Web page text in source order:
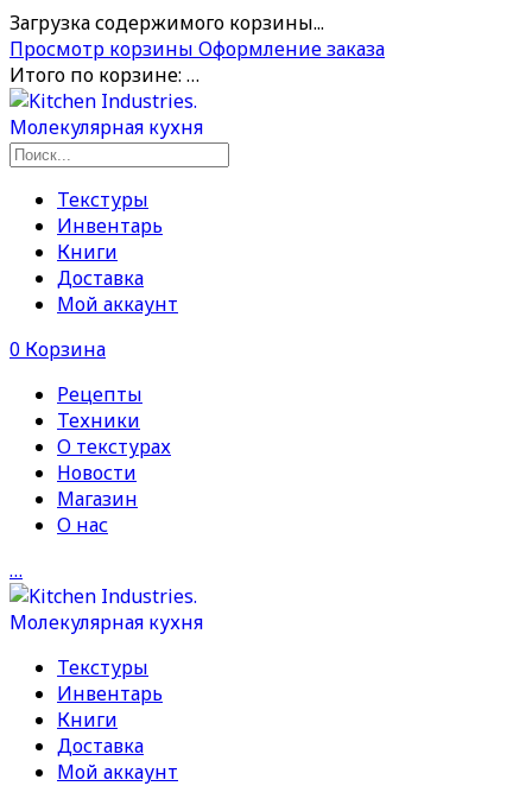
Загрузка содержимого корзины...
Просмотр корзины Оформление заказа
Итого по корзине: …
Текстуры
Инвентарь
Книги
Доставка
Мой аккаунт
0 Корзина
Рецепты
Техники
О текстурах
Новости
Магазин
О нас
…
Текстуры
Инвентарь
Книги
Доставка
Мой аккаунт